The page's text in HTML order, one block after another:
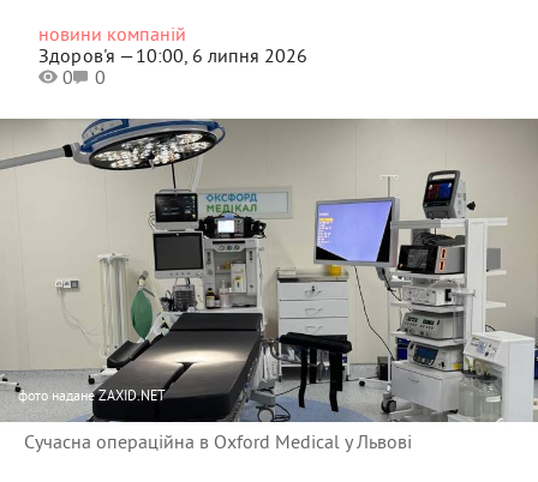
новини компаній
Здоров'я —10:00, 6 липня 2026
0
0
фото надане ZAXID.NET
Сучасна операційна в Oxford Medical у Львові